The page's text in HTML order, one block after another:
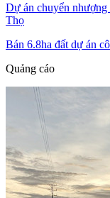
Dự án chuyển
Thọ
Bán 6.8ha đất dự án
Quảng cáo